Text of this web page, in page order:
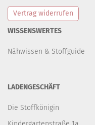
Vertrag widerrufen
WISSENSWERTES
Nähwissen & Stoffguide
LADENGESCHÄFT
Die Stoffkönigin